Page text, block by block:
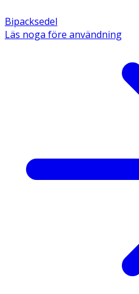
Bipacksedel
Läs noga före användning